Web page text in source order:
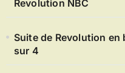
Revolution NBC
Suite de Revolution
sur 4